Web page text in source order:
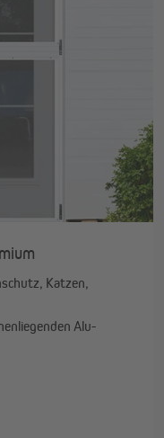
Katzen,
Alu-